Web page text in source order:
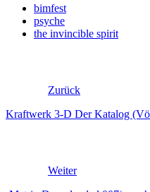
bimfest
psyche
the invincible spirit
Zurück
Kraftwerk 3-D Der Katalog
Weiter